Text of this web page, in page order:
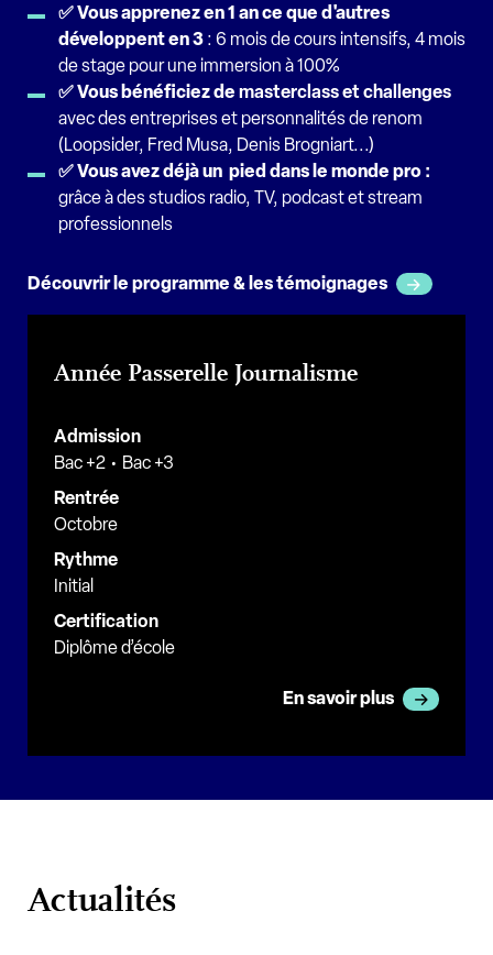
✅ Vous apprenezen 1 an ce que d'autres
développent en 3 : 6 mois de cours intensifs, 4 mois
de stage pour une immersion à 100%
✅ Vous bénéficiez de masterclass et challenges
avec des entreprises et personnalités de renom
(Loopsider, Fred Musa, Denis Brogniart...)
✅ Vous avez déjà un pied dans le monde pro :
grâce à des studios radio, TV, podcast et stream
professionnels
Découvrir le programme & les témoignages
Année Passerelle Journalisme
Admission
Bac +2
Bac +3
Rentrée
Octobre
Rythme
Initial
Certification
Diplôme d’école
En savoir plus
Actualités